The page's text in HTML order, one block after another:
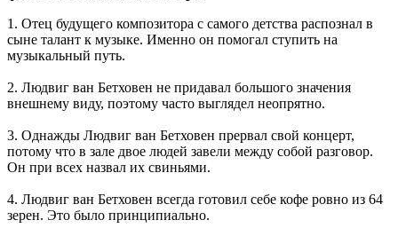
1. Отец будущего композитора с самого детства распознал в
сыне талант к музыке. Именно он помогал ступить на
музыкальный путь.
2. Людвиг ван Бетховен не придавал большого значения
внешнему виду, поэтому часто выглядел неопрятно.
3. Однажды Людвиг ван Бетховен прервал свой концерт,
потому что в зале двое людей завели между собой разговор.
Он при всех назвал их свиньями.
4. Людвиг ван Бетховен всегда готовил себе кофе ровно из 64
зерен. Это было принципиально.